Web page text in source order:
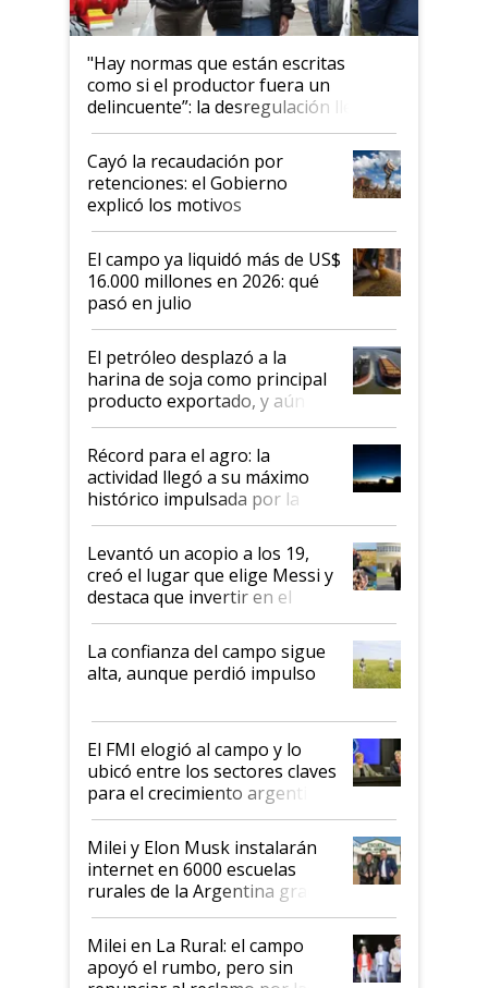
"Hay normas que están escritas
como si el productor fuera un
delincuente”: la desregulación llegó
al Congreso Aapresid y hasta se
habló del financiamiento al IPCVA
Cayó la recaudación por
retenciones: el Gobierno
explicó los motivos
El campo ya liquidó más de US$
16.000 millones en 2026: qué
pasó en julio
El petróleo desplazó a la
harina de soja como principal
producto exportado, y aún así
el agro aportó casi seis de cada
diez dólares y sostuvo el
liderazgo en un semestre
récord
Récord para el agro: la
actividad llegó a su máximo
histórico impulsada por la
cosecha y las exportaciones
Levantó un acopio a los 19,
creó el lugar que elige Messi y
destaca que invertir en el
kirchnerismo era como "darle
plata a un hijo para droga":
Juan Félix Rossetti, el libertario
que de una dura crisis salió
de Milei
La confianza del campo sigue
alta, aunque perdió impulso
El FMI elogió al campo y lo
ubicó entre los sectores claves
para el crecimiento argentino
Milei y Elon Musk instalarán
internet en 6000 escuelas
rurales de la Argentina gracias
a un acuerdo con Starlink
Milei en La Rural: el campo
apoyó el rumbo, pero sin